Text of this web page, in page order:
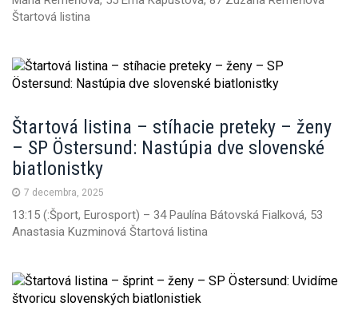
Štartová listina
Štartová listina – stíhacie preteky – ženy
– SP Östersund: Nastúpia dve slovenské
biatlonistky
7 decembra, 2025
13:15 (:Šport, Eurosport) – 34 Paulína Bátovská Fialková, 53
Anastasia Kuzminová Štartová listina